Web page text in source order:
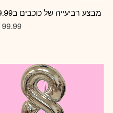
תצוגה מהירה
מבצע רביעייה של כוכבים ב99.99
מחיר